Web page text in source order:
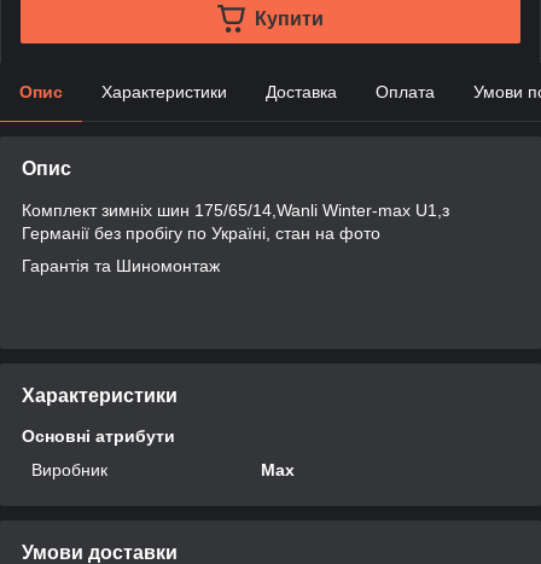
Купити
Опис Характеристики Доставка Оплата Умови
Опис
Комплект зимніх шин 175/65/14,Wanli Winter-max U1,з
Германії без пробігу по Україні, стан на фото
Гарантія та Шиномонтаж
Характеристики
Основні атрибути
Виробник
Max
Умови доставки